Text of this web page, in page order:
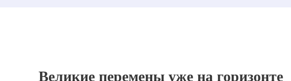
Великие перемены уже на горизонте